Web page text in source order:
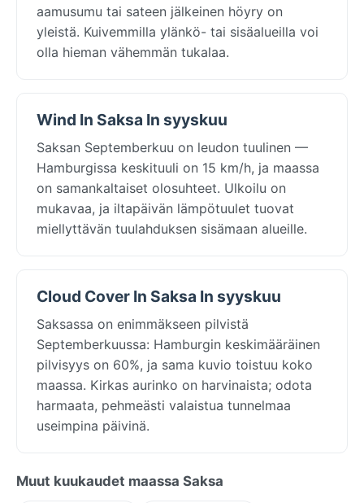
aamusumu tai sateen jälkeinen höyry on
yleistä. Kuivemmilla ylänkö- tai sisäalueilla voi
olla hieman vähemmän tukalaa.
Wind In Saksa In syyskuu
Saksan Septemberkuu on leudon tuulinen —
Hamburgissa keskituuli on 15 km/h, ja maassa
on samankaltaiset olosuhteet. Ulkoilu on
mukavaa, ja iltapäivän lämpötuulet tuovat
miellyttävän tuulahduksen sisämaan alueille.
Cloud Cover In Saksa In syyskuu
Saksassa on enimmäkseen pilvistä
Septemberkuussa: Hamburgin keskimääräinen
pilvisyys on 60%, ja sama kuvio toistuu koko
maassa. Kirkas aurinko on harvinaista; odota
harmaata, pehmeästi valaistua tunnelmaa
useimpina päivinä.
Muut kuukaudet maassa Saksa